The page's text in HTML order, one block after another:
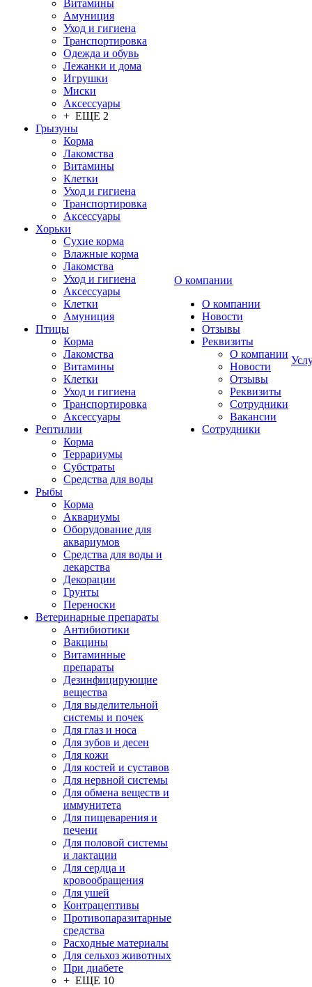
Витамины
Амуниция
Уход и гигиена
Транспортировка
Одежда и обувь
Лежанки и дома
Игрушки
Миски
Аксессуары
+ ЕЩЕ 2
Грызуны
Корма
Лакомства
Витамины
Клетки
Уход и гигиена
Транспортировка
Аксессуары
Хорьки
Сухие корма
Влажные корма
Лакомства
Уход и гигиена
Аксессуары
Клетки
Амуниция
Птицы
Корма
Лакомства
Витамины
Клетки
Уход и гигиена
Транспортировка
Аксессуары
Рептилии
Корма
Террариумы
Субстраты
Средства для воды
Рыбы
Корма
Аквариумы
Оборудование для
аквариумов
Средства для воды и
лекарства
Декорации
Грунты
Переноски
Ветеринарные препараты
Антибиотики
Вакцины
Витаминные
препараты
Дезинфицирующие
вещества
Для выделительной
системы и почек
Для глаз и носа
Для зубов и десен
Для кожи
Для костей и суставов
Для нервной системы
Для обмена веществ и
иммунитета
Для пищеварения и
печени
Для половой системы
и лактации
Для сердца и
кровообращения
Для ушей
Контрацептивы
Противопаразитарные
средства
Расходные материалы
Для сельхоз животных
При диабете
+ ЕЩЕ 10
О компании
О компании
Новости
Отзывы
Реквизиты
О компании
Новости
Отзывы
Реквизиты
Сотрудники
Вакансии
Сотрудники